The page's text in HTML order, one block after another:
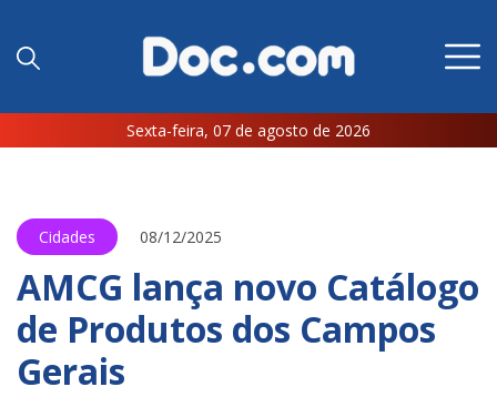
Sexta-feira, 07 de agosto de 2026
Cidades 08/12/2025
AMCG lança novo Catálogo
de Produtos dos Campos
Gerais